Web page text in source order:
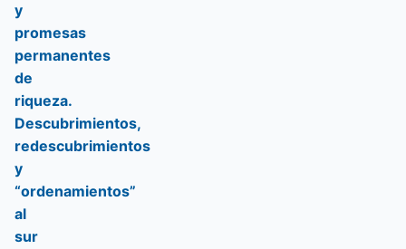
y
promesas
permanentes
de
riqueza.
Descubrimientos,
redescubrimientos
y
“ordenamientos”
al
sur